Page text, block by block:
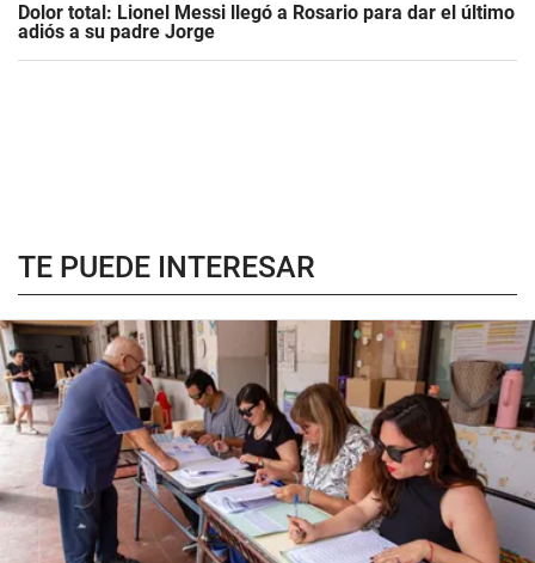
Dolor total: Lionel Messi llegó a Rosario para dar el último
adiós a su padre Jorge
TE PUEDE INTERESAR